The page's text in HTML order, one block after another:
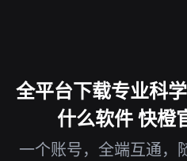
全平台下载专业科
什么软件 快橙
一个账号，全端互通，